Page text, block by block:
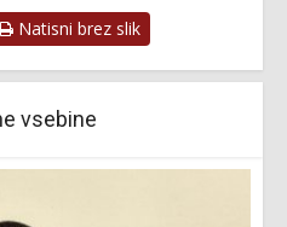
Natisni brez slik
vsebine